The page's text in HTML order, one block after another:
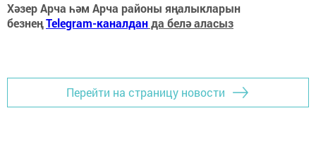
Хәзер Арча һәм Арча районы яңалыкларын
безнеңTelegram-каналданда белә аласыз
Перейти на страницу новости